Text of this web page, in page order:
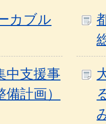
カブル
中支援事
計画）